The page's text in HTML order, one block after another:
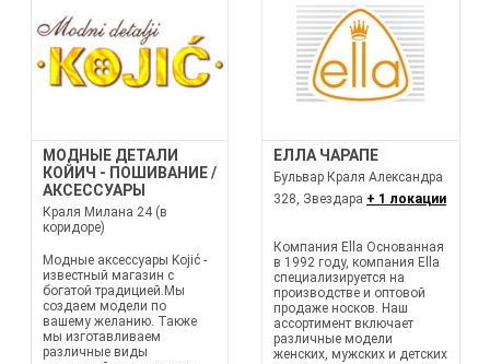
МОДНЫЕ ДЕТАЛИ
КОЙИЧ - ПОШИВАНИЕ /
АКСЕССУАРЫ
Краля Милана 24 (в
коридоре)
Модные аксессуары Kojić -
известный магазин с
богатой традицией.Мы
создаем модели по
вашему желанию. Также
мы изготавливаем
различные виды
ЕЛЛА ЧАРАПЕ
Бульвар Краля Александра
328, Звездара + 1 локации
Компания Ella Основанная
в 1992 году, компания Ella
специализируется на
производстве и оптовой
продаже носков. Наш
ассортимент включает
различные модели
женских, мужских и детских